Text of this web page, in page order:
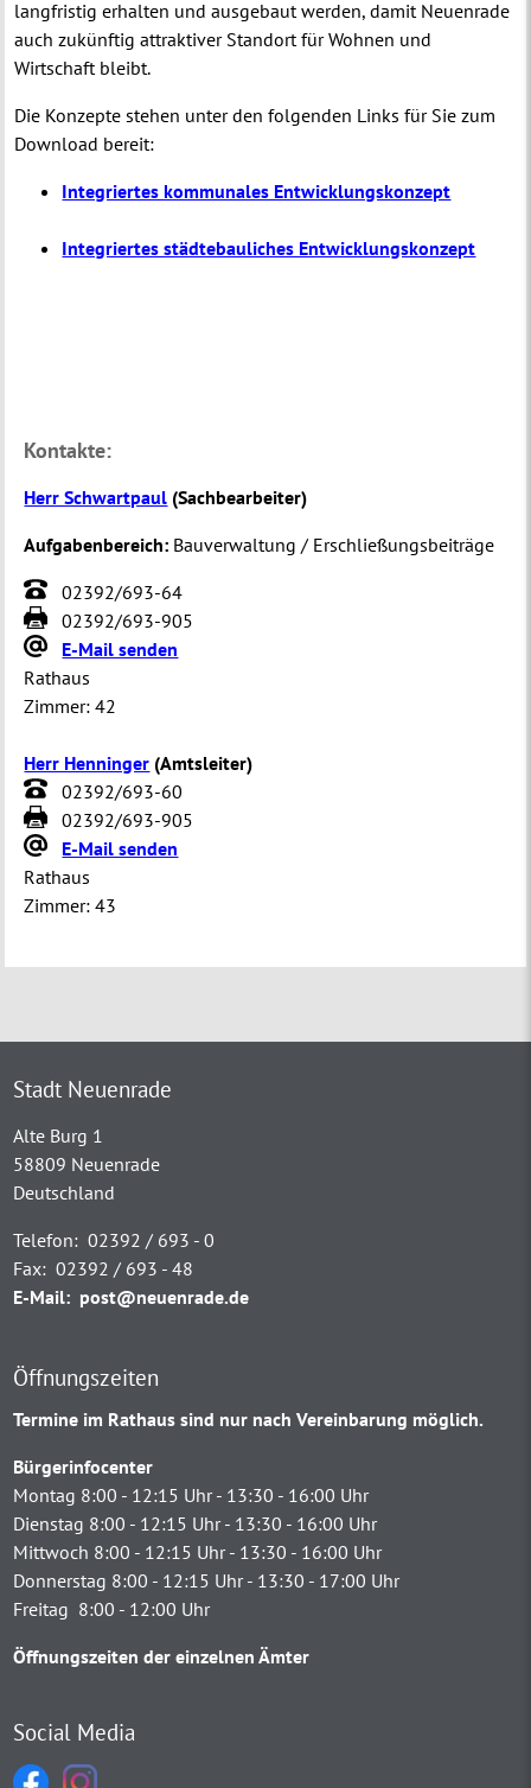
langfristig erhalten und ausgebaut werden, damit Neuenrade
auch zukünftig attraktiver Standort für Wohnen und
Wirtschaft bleibt.
Die Konzepte stehen unter den folgenden Links für Sie zum
Download bereit:
Integriertes kommunales Entwicklungskonzept
Integriertes städtebauliches Entwicklungskonzept
Kontakte:
Herr Schwartpaul (Sachbearbeiter)
Aufgabenbereich: Bauverwaltung / Erschließungsbeiträge
02392/693-64
02392/693-905
E-Mail senden
Rathaus
Zimmer: 42
Herr Henninger (Amtsleiter)
02392/693-60
02392/693-905
E-Mail senden
Rathaus
Zimmer: 43
Stadt Neuenrade
Alte Burg 1
58809 Neuenrade
Deutschland
Telefon: 02392 / 693 - 0
Fax: 02392 / 693 - 48
E-Mail: post@neuenrade.de
Öffnungszeiten
Termine im Rathaus sind nur nach Vereinbarung möglich.
Bürgerinfocenter
Montag 8:00 - 12:15 Uhr - 13:30 - 16:00 Uhr
Dienstag 8:00 - 12:15 Uhr - 13:30 - 16:00 Uhr
Mittwoch 8:00 - 12:15 Uhr - 13:30 - 16:00 Uhr
Donnerstag 8:00 - 12:15 Uhr - 13:30 - 17:00 Uhr
Freitag 8:00 - 12:00 Uhr
Öffnungszeiten der einzelnen Ämter
Social Media